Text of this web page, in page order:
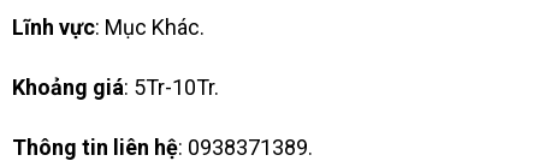
Lĩnh vực: Mục Khác.
Khoảng giá: 5Tr-10Tr.
Thông tin liên hệ: 0938371389.